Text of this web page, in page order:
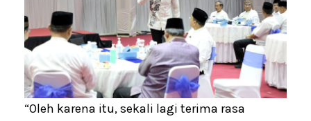
“Oleh karena itu, sekali lagi terima rasa